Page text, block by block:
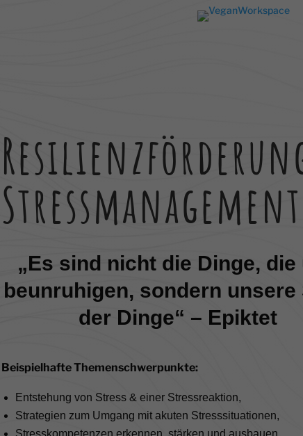
Stressmanagement
„Es sind nicht die Dinge, die
beunruhigen, sondern unsere
der Dinge“ – Epiktet
Beispielhafte Themenschwerpunkte:
Entstehung von Stress & einer Stressreaktion,
Strategien zum Umgang mit akuten Stresssituationen,
Stresskompetenzen erkennen, stärken und ausbauen,